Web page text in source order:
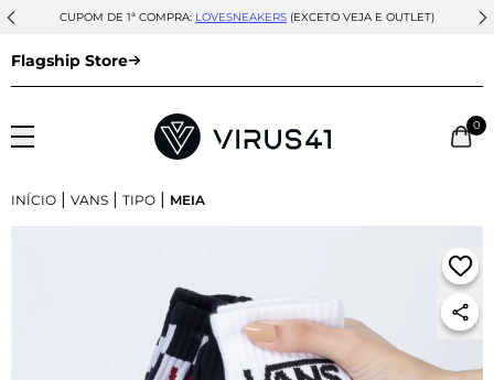
CUPOM DE 1ª COMPRA: LOVESNEAKERS (EXCETO VEJA E OUTLET)
Flagship Store
0
INÍCIO | VANS | TIPO | MEIA